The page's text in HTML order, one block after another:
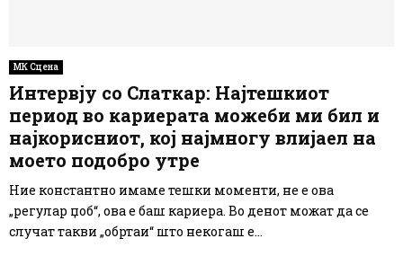
МК Сцена
Интервју со Слаткар: Најтешкиот
период во кариерата можеби ми бил и
најкорисниот, кој најмногу влијаел на
моето подобро утре
Ние константно имаме тешки моменти, не е ова
„регулар џоб“, ова е баш кариера. Во денот можат да се
случат такви „обртаи“ што некогаш е...